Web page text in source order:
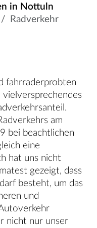
in Nottuln
Radverkehr
fahrraderprobten
am
bei beachtlichen
eine
hat uns nicht
gezeigt, dass
besteht, um das
und
nicht nur unser